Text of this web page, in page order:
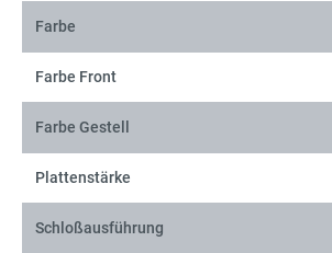
Farbe
Farbe Front
Farbe Gestell
Plattenstärke
Schloßausführung